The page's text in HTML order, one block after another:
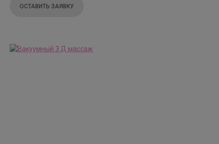
ОСТАВИТЬ ЗАЯВКУ